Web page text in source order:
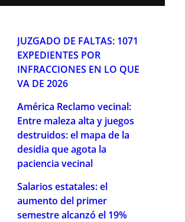
JUZGADO DE FALTAS: 1071
EXPEDIENTES POR
INFRACCIONES EN LO QUE
VA DE 2026
América Reclamo vecinal:
Entre maleza alta y juegos
destruidos: el mapa de la
desidia que agota la
paciencia vecinal
Salarios estatales: el
aumento del primer
semestre alcanzó el 19%